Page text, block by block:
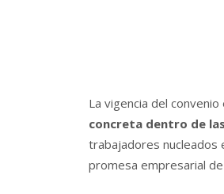
La vigencia del
concreta dentro de
trabajadores nucleados
promesa empresarial